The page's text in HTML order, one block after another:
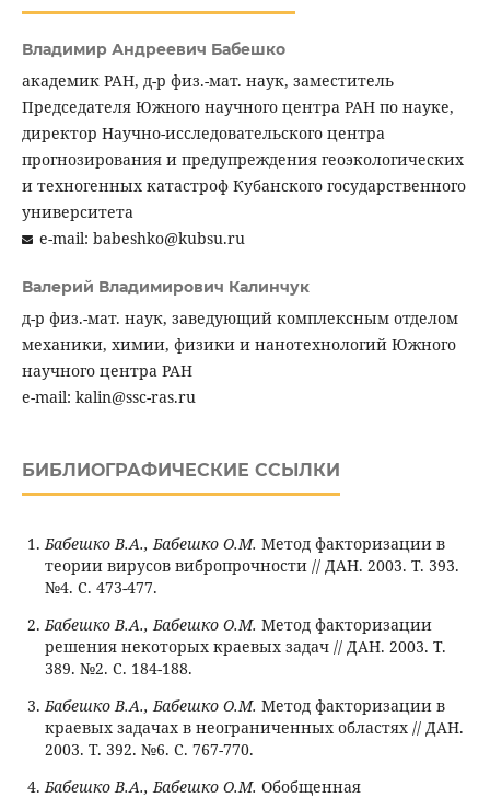
Владимир Андреевич Бабешко
академик РАН, д-р физ.-мат. наук, заместитель
Председателя Южного научного центра РАН по науке,
директор Научно-исследовательского центра
прогнозирования и предупреждения геоэкологических
и техногенных катастроф Кубанского государственного
университета
e-mail: babeshko@kubsu.ru
Валерий Владимирович Калинчук
д-р физ.-мат. наук, заведующий комплексным отделом
механики, химии, физики и нанотехнологий Южного
научного центра РАН
e-mail: kalin@ssc-ras.ru
БИБЛИОГРАФИЧЕСКИЕ ССЫЛКИ
Бабешко В.А., Бабешко О.М. Метод факторизации в
теории вирусов вибропрочности // ДАН. 2003. Т. 393.
№4. С. 473-477.
Бабешко В.А., Бабешко О.М. Метод факторизации
решения некоторых краевых задач // ДАН. 2003. Т.
389. №2. С. 184-188.
Бабешко В.А., Бабешко О.М. Метод факторизации в
краевых задачах в неограниченных областях // ДАН.
2003. Т. 392. №6. С. 767-770.
Бабешко В.А., Бабешко О.М. Обобщенная